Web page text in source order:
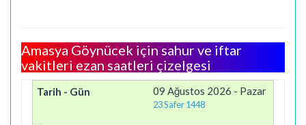
Amasya Göynücek için sahur ve iftar
vakitleri ezan saatleri çizelgesi
09 Ağustos 2026 - Pazar
23 Safer 1448